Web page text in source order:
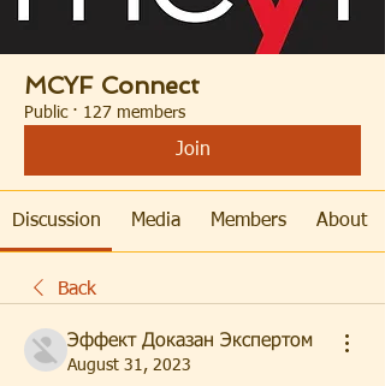
MCYF Connect
Public · 127 members
Join
Discussion Media Members About
Back
Эффект Доказан Экспертом
August 31, 2023